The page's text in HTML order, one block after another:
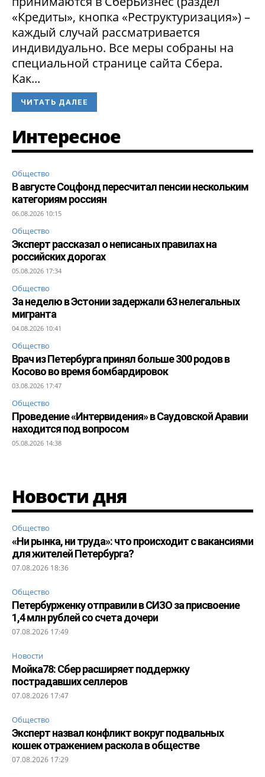
«Кредиты», кнопка «Реструктуризация») –
каждый случай рассматривается
индивидуально. Все меры собраны на
специальной странице сайта Сбера.
Как...
ЧИТАТЬ ДАЛЕЕ
Интересное
Общество
В августе Соцфонд пересчитал пенсии нескольким
категориям россиян
06.08.2026 10:15
Общество
Эксперт рассказал о неписаных правилах на
российских дорогах
05.08.2026 17:34
Общество
За неделю в Эстонии задержали 63 нелегальных
мигранта
04.08.2026 10:41
Общество
Врач из Петербурга принял больше 300 родов в
Косово во время бомбардировок
03.08.2026 17:47
Общество
Проведение «Интервидения» в Саудовской Аравии
находится под вопросом
05.08.2026 14:38
Новости дня
Общество
«Ни рынка, ни труда»: что происходит с вакансиями
для жителей Петербурга?
07.08.2026 18:36
Общество
Петербурженку отправили в СИЗО за присвоение
1,4 млн рублей со счета дочери
07.08.2026 17:49
Новости
Мойка78: Сбер расширяет поддержку
пострадавших селлеров
07.08.2026 17:47
Общество
Эксперт назвал конфликт вокруг подвальных
кошек отражением раскола в обществе
07.08.2026 17:29